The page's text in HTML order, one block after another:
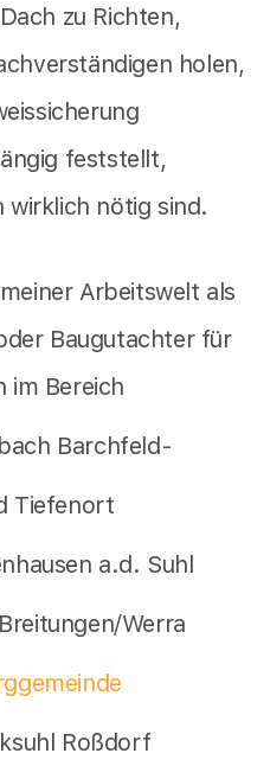
zu Richten,
holen,
feststellt,
wirklich nötig sind.
Arbeitswelt als
Baugutachter für
im Bereich
Barchfeld-
Tiefenort
a.d. Suhl
Werra
Roßdorf